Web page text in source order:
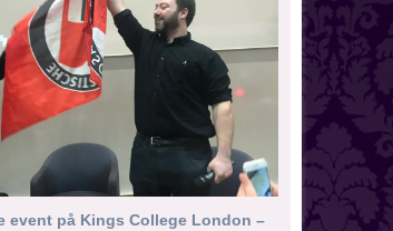
event på Kings College London –